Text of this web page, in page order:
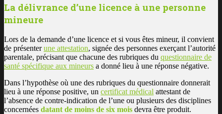
La délivrance d’une licence à une personne
mineure
Lors de la demande d’une licence et si vous êtes mineur, il convient
de présenterune attestation, signée des personnes exerçant l’autorité
parentale, précisant que chacune des rubriques du questionnaire de
santé spécifique aux mineurs a donné lieu à une réponse négative.
Dans l’hypothèse où une des rubriques du questionnaire donnerait
lieu à une réponse positive, un certificat médical attestant de
l’absence de contre-indication de l’une ou plusieurs des disciplines
concernées datant de moins de six mois devra être produit.